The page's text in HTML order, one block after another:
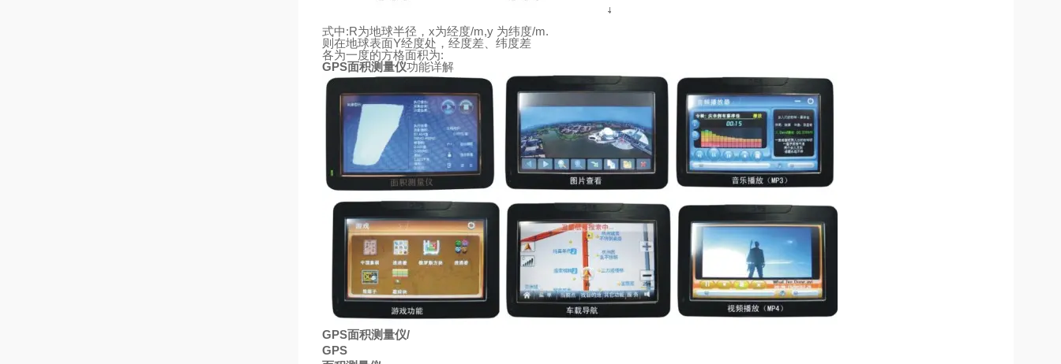
式中:R为地球半径， x为经度/m,y 为纬度/m.
则 在地球表面Y经度处，经度差、纬度差
各为一度的方格面积为:
GPS面积测量仪功能详解
GPS面积测量仪/
GPS